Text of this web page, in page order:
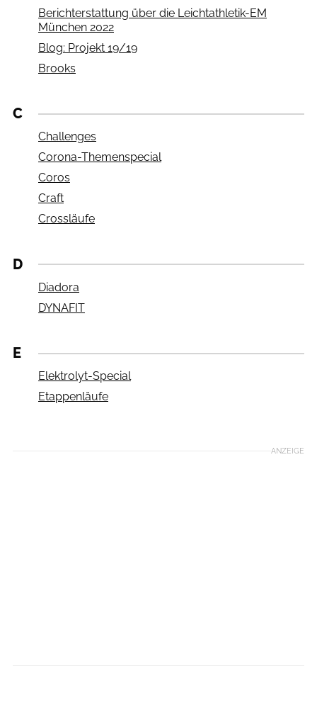
Berichterstattung über die Leichtathletik-EM
München 2022
Blog: Projekt 19/19
Brooks
C
Challenges
Corona-Themenspecial
Coros
Craft
Crossläufe
D
Diadora
DYNAFIT
E
Elektrolyt-Special
Etappenläufe
ANZEIGE